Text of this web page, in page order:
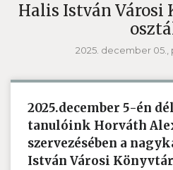
Halis István Városi
2025. december 05.,
2025.december 5-én
tanulóink Horváth
szervezésében a
István Városi